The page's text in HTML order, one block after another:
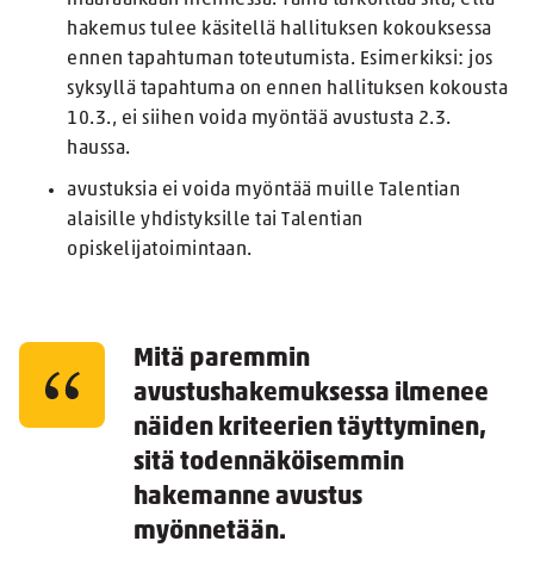
hakemus tulee käsitellä hallituksen kokouksessa
ennen tapahtuman toteutumista. Esimerkiksi: jos
syksyllä tapahtuma on ennen hallituksen kokousta
10.3., ei siihen voida myöntää avustusta 2.3.
haussa.
avustuksia ei voida myöntää muille Talentian
alaisille yhdistyksille tai Talentian
opiskelijatoimintaan.
Mitä paremmin
avustushakemuksessa ilmenee
näiden kriteerien täyttyminen,
sitä todennäköisemmin
hakemanne avustus
myönnetään.